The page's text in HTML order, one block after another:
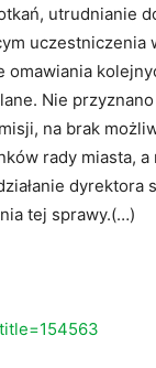
utrudnianie
uczestniczenia
omawiania
Nie
na brak
rady miasta, a
dyrektora
tej sprawy.(…)